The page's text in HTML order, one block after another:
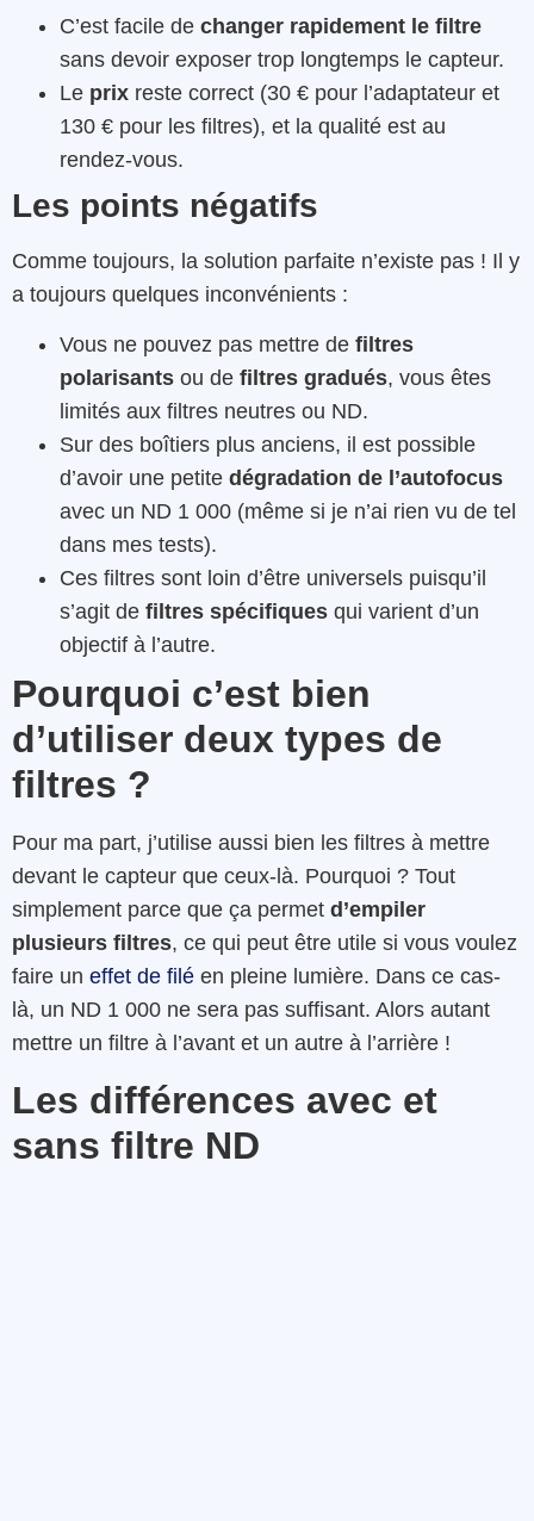
C’est facile de changer rapidement le filtre
sans devoir exposer trop longtemps le capteur.
Le prix reste correct (30 € pour l’adaptateur et
130 € pour les filtres), et la qualité est au
rendez-vous.
Les points négatifs
Comme toujours, la solution parfaite n’existe pas ! Il y
a toujours quelques inconvénients :
Vous ne pouvez pas mettre de filtres
polarisants ou de filtres gradués, vous êtes
limités aux filtres neutres ou ND.
Sur des boîtiers plus anciens, il est possible
d’avoir une petite dégradation de l’autofocus
avec un ND 1 000 (même si je n’ai rien vu de tel
dans mes tests).
Ces filtres sont loin d’être universels puisqu’il
s’agit de filtres spécifiques qui varient d’un
objectif à l’autre.
Pourquoi c’est bien
d’utiliser deux types de
filtres ?
Pour ma part, j’utilise aussi bien les filtres à mettre
devant le capteur que ceux-là. Pourquoi ? Tout
simplement parce que ça permet d’empiler
plusieurs filtres, ce qui peut être utile si vous voulez
faire un effet de filé en pleine lumière. Dans ce cas-
là, un ND 1 000 ne sera pas suffisant. Alors autant
mettre un filtre à l’avant et un autre à l’arrière !
Les différences avec et
sans filtre ND